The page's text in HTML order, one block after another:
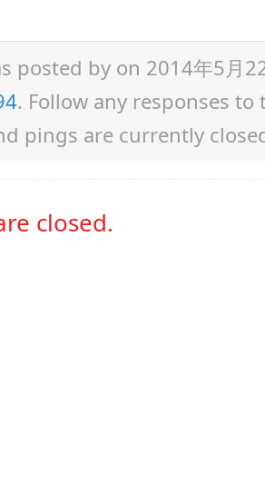
posted by on 2014年5月
. Follow any responses
pings are currently
closed.